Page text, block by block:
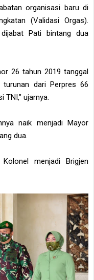
organisasi baru di
(Validasi Orgas).
Pati bintang dua
26 tahun 2019 tanggal
dari Perpres 66
TNI," ujarnya.
naik menjadi Mayor
dua.
menjadi Brigjen